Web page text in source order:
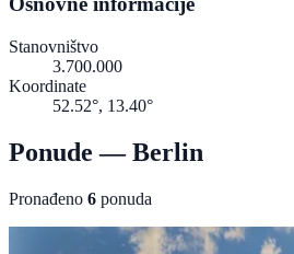
Stanovništvo
3.700.000
Koordinate
52.52°, 13.40°
Ponude — Berlin
Pronađeno 6 ponuda